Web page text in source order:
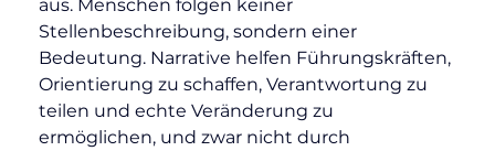
aus. Menschen folgen keiner
Stellenbeschreibung, sondern einer
Bedeutung. Narrative helfen Führungskräften,
Orientierung zu schaffen, Verantwortung zu
teilen und echte Veränderung zu
ermöglichen, und zwar nicht durch